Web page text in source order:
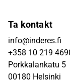
Ta kontakt
info@inderes.fi
+358 10 219
Porkkalankatu 5
00180 Helsinki